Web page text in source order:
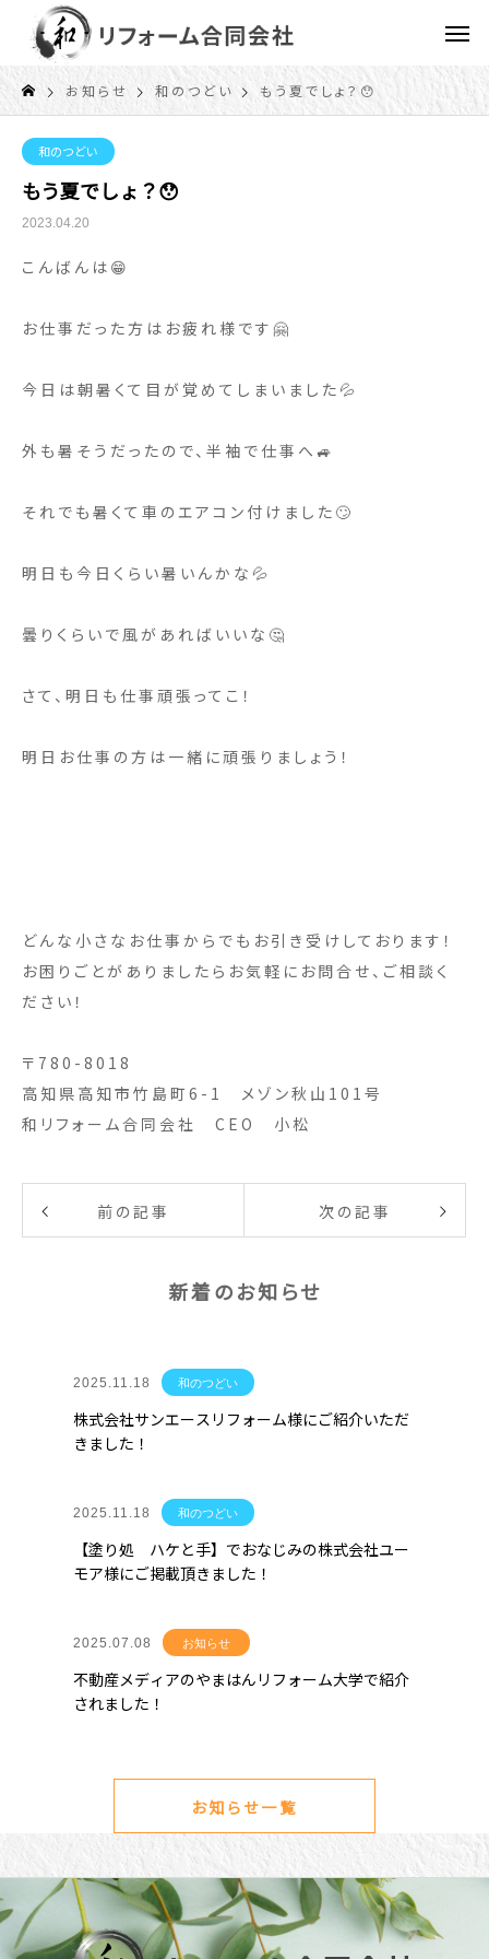
お知らせ 和のつどい もう夏でしょ？😯
和のつどい
もう夏でしょ？😯
2023.04.20
こんばんは😁
お仕事だった方はお疲れ様です🤗
今日は朝暑くて目が覚めてしまいました💦
外も暑そうだったので、半袖で仕事へ🚙
それでも暑くて車のエアコン付けました🙄
明日も今日くらい暑いんかな💦
曇りくらいで風があればいいな🤔
さて、明日も仕事頑張ってこ！
明日お仕事の方は一緒に頑張りましょう！
どんな小さなお仕事からでもお引き受けしております！
お困りごとがありましたらお気軽にお問合せ、ご相談く
ださい！
〒780-8018
高知県高知市竹島町6-1 メゾン秋山101号
和リフォーム合同会社 CEO 小松
前の記事 次の記事
新着のお知らせ
2025.11.18 和のつどい
株式会社サンエースリフォーム様にご紹介いただ
きました！
2025.11.18 和のつどい
【塗り処 ハケと手】でおなじみの株式会社ユー
モア様にご掲載頂きました！
2025.07.08 お知らせ
不動産メディアのやまはんリフォーム大学で紹介
されました！
お知らせ一覧